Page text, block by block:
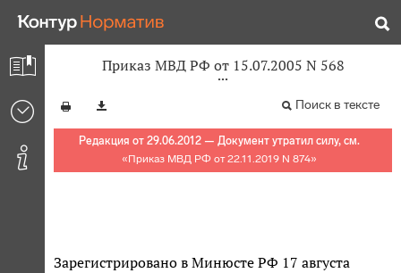
Приказ МВД РФ от 15.07.2005 N 568
Поиск в тексте
Редакция от 29.06.2012 — Документ утратил силу, см.
«Приказ МВД РФ от 22.11.2019 N 874»
Зарегистрировано в Минюсте РФ 17 августа